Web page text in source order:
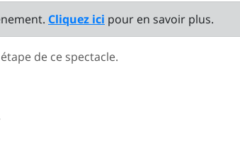
Cliquez ici pour en savoir plus.
de ce spectacle.